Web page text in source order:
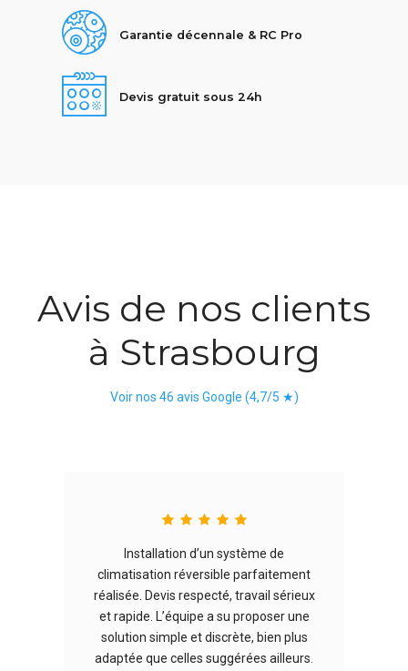
Garantie décennale & RC Pro
Devis gratuit sous 24h
Avis de nos clients
à Strasbourg
Voir nos 46 avis Google (4,7/5 ★)
Installation d’un système de
climatisation réversible parfaitement
réalisée. Devis respecté, travail sérieux
et rapide. L’équipe a su proposer une
solution simple et discrète, bien plus
adaptée que celles suggérées ailleurs.